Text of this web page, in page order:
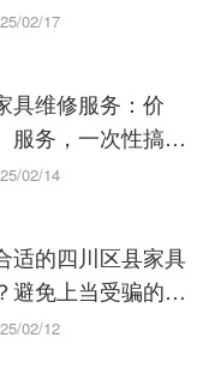
02/17
具维修服务：价
服务，一次性搞
02/14
适的四川区县家具
避免上当受骗的技
02/12